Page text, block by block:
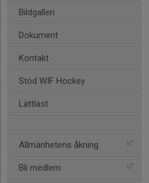
Bildgalleri
Dokument
Kontakt
Stöd WIF Hockey
Lättläst
Allmänhetens åkning
Bli medlem